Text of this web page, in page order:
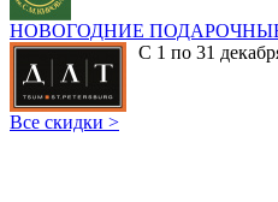
НОВОГОДНИЕ
С 1 по 31
Все скидки >